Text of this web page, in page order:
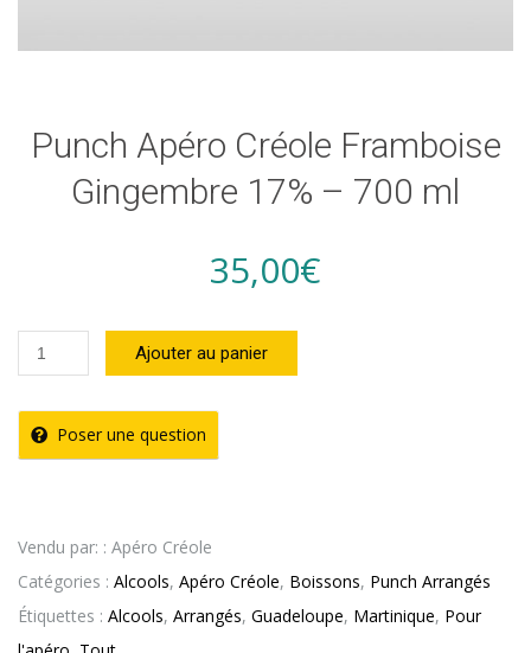
Punch Apéro Créole Framboise
Gingembre 17% – 700 ml
35,00€
quantité
de
Punch
Apéro
Gingembre
17%
-
Ajouter au panier
Poser une question
Vendu par: : Apéro Créole
Catégories : Alcools, Apéro Créole, Boissons, Punch Arrangés
Étiquettes : Alcools, Arrangés, Guadeloupe, Martinique, Pour